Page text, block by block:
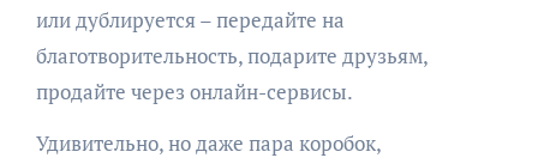
или дублируется – передайте на
благотворительность, подарите друзьям,
продайте через онлайн-сервисы.
Удивительно, но даже пара коробок,